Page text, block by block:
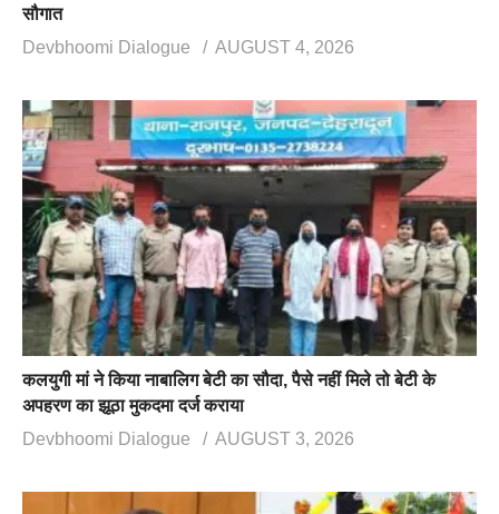
सौगात
Devbhoomi Dialogue
AUGUST 4, 2026
कलयुगी मां ने किया नाबालिग बेटी का सौदा, पैसे नहीं मिले तो बेटी के
अपहरण का झूठा मुकदमा दर्ज कराया
Devbhoomi Dialogue
AUGUST 3, 2026